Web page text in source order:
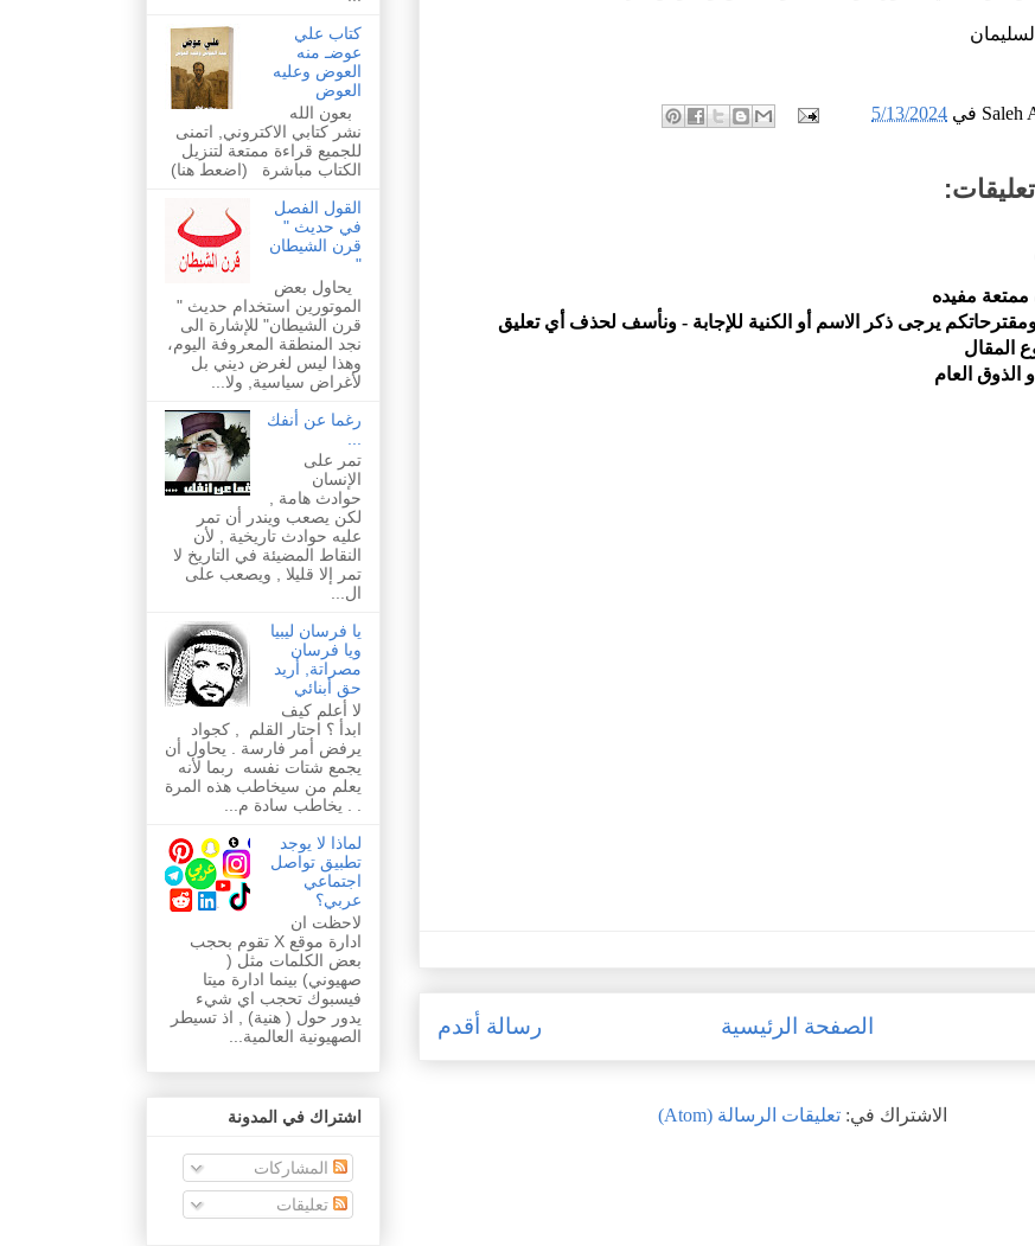
Saleh في 5/13/2024
ممتعة مفيده
يرجى ذكر الاسم أو الكنية للإجابة - ونأسف لحذف أي تعليق
المقال
الذوق العام
رسالة أقدم الصفحة الرئيسية
الاشتراك في: تعليقات الرسالة (Atom)
كتاب علي
عوضـ منه
العوض وعليه
العوض
بعون الله
نشر كتابي الاكتروني, اتمنى
للجميع قراءة ممتعة لتنزيل
الكتاب مباشرة (اضعط هنا)
القول الفصل
في حديث "
قرن الشيطان
"
يحاول بعض
الموتورين استخدام حديث "
قرن الشيطان" للإشارة الى
نجد المنطقة المعروفة اليوم،
وهذا ليس لغرض ديني بل
لأغراض سياسية, ولا...
رغما عن أنفك
تمر على
الإنسان
حوادث هامة ,
لكن يصعب ويندر أن تمر
عليه حوادث تاريخية , لأن
النقاط المضيئة في التاريخ لا
تمر إلا قليلا , ويصعب على
ال...
يا فرسان ليبيا
ويا فرسان
مصراتة, أريد
حق أبنائي
لا أعلم كيف
ابدأ ؟ احتار القلم , كجواد
يرفض أمر فارسة . يحاول أن
يجمع شتات نفسه ربما لأنه
يعلم من سيخاطب هذه المرة
. . يخاطب سادة م...
لماذا لا يوجد
تطبيق تواصل
اجتماعي
عربي؟
لاحظت ان
ادارة موقع X تقوم بحجب
بعض الكلمات مثل (
صهيوني) بينما ادارة ميتا
فيسبوك تحجب اي شيء
يدور حول ( هنية) , اذ تسيطر
الصهيونية العالمية...
اشتراك في المدونة
المشاركات
تعليقات